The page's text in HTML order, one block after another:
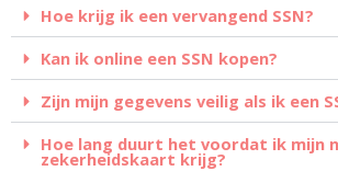
Hoe krijg ik een vervangend SSN?
Kan ik online een SSN kopen?
Zijn mijn gegevens veilig als ik een
Hoe lang duurt het voordat ik mijn
zekerheidskaart krijg?